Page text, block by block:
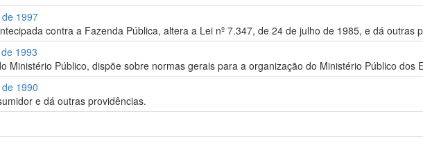
1997
contra a Fazenda Pública, altera a Lei nº 7.347, de 24 de julho de 1985, e dá outras
1993
Ministério Público, dispõe sobre normas gerais para a organização do Ministério Público dos
1990
e dá outras providências.